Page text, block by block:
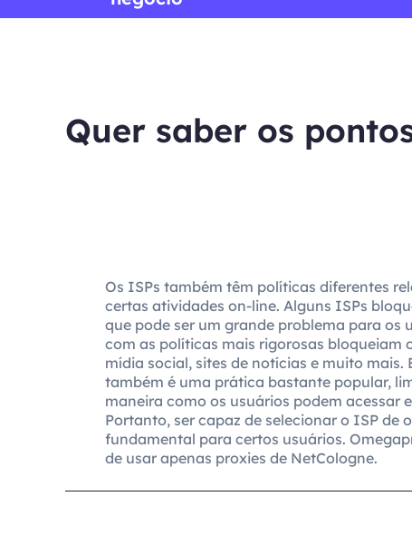
Quer saber os
Os ISPs também têm políticas diferentes
certas atividades on-line. Alguns ISPs
que pode ser um grande problema para os
com as políticas mais rigorosas bloqueiam
mídia social, sites de notícias e muito
também é uma prática bastante popular,
maneira como os usuários podem acessar
Portanto, ser capaz de selecionar o ISP de
fundamental para certos usuários.
de usar apenas proxies de NetCologne.